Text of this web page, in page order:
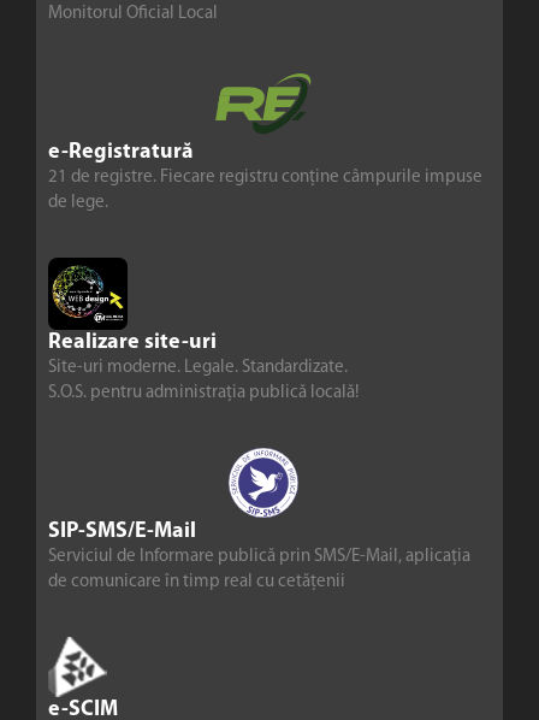
Monitorul Oficial Local
e-Registratură
21 de registre. Fiecare registru conține câmpurile impuse
de lege.
Realizare site-uri
Site-uri moderne. Legale. Standardizate.
S.O.S. pentru administrația publică locală!
SIP-SMS/E-Mail
Serviciul de Informare publică prin SMS/E-Mail, aplicația
de comunicare în timp real cu cetățenii
e-SCIM